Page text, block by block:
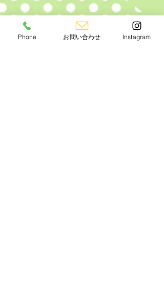
Phone お問い合わせ Instagram